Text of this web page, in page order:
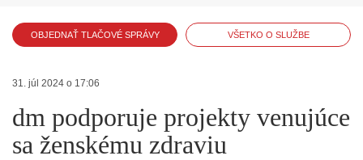
OBJEDNAŤ TLAČOVÉ SPRÁVY VŠETKO O SLUŽBE
31. júl 2024 o 17:06
dm podporuje projekty venujúce
sa ženskému zdraviu